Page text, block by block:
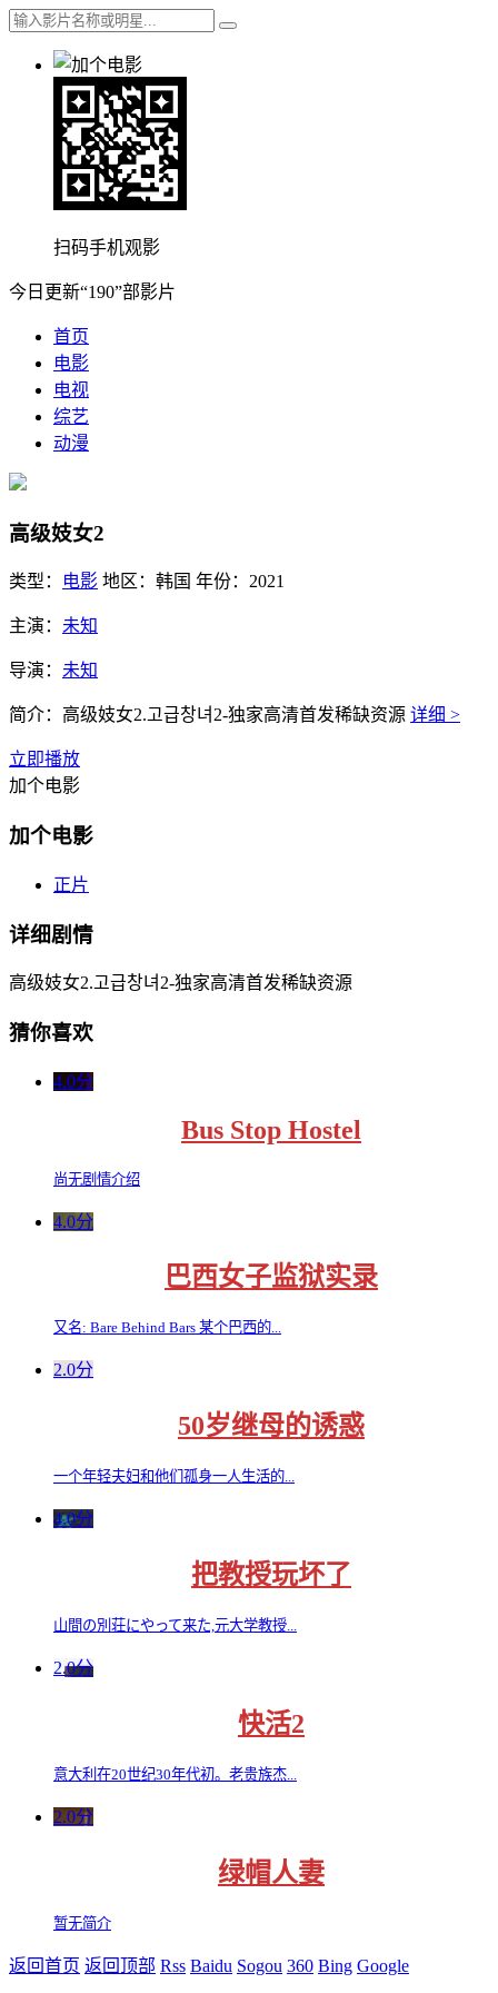
扫码手机观影
今日更新“190”部影片
首页
电影
电视
综艺
动漫
高级妓女2
类型： 电影 地区： 韩国 年份： 2021
主演： 未知
导演： 未知
简介： 高级妓女2.고급창녀2-独家高清首发稀缺资源 详细 >
立即播放
加个电影
加个电影
正片
详细剧情
高级妓女2.고급창녀2-独家高清首发稀缺资源
猜你喜欢
4.0分
Bus Stop Hostel
尚无剧情介绍
4.0分
巴西女子监狱实录
又名: Bare Behind Bars 某个巴西的...
2.0分
50岁继母的诱惑
一个年轻夫妇和他们孤身一人生活的...
4.0分
把教授玩坏了
山間の別荘にやって来た,元大学教授...
2.0分
快活2
意大利在20世纪30年代初。老贵族杰...
2.0分
绿帽人妻
暂无简介
返回首页 返回顶部 Rss Baidu Sogou 360 Bing Google